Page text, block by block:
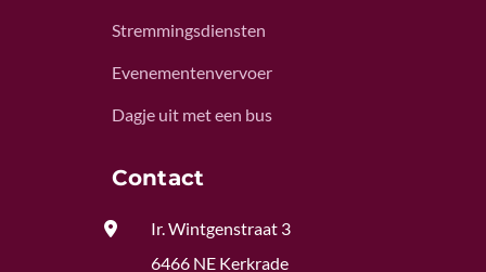
Stremmingsdiensten
Evenementenvervoer
Dagje uit met een bus
Contact

Ir. Wintgenstraat 3
6466 NE Kerkrade